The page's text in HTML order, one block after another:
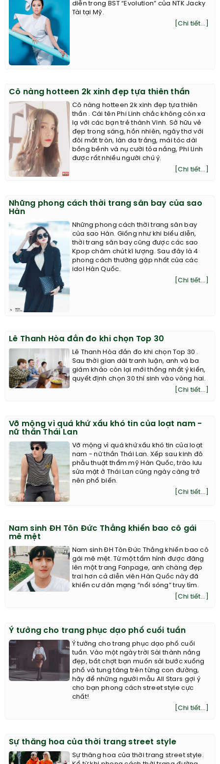
diễn trong BST “Evolution” của NTK Jacky
Tài tại Mỹ.
[Chi tiết...]
Cô nàng hotteen 2k xinh đẹp tựa thiên thần
Cô nàng hotteen 2k xinh đẹp tựa thiên
thần . Cái tên Phi Linh chắc không còn xa
lạ với các bạn trẻ thành Vinh. Sở hữu vẻ
đẹp trong sáng, hồn nhiên, ngây thơ với
đôi mắt tròn, làn da trắng, mái tóc dài
bồng bềnh và nụ cười tỏa nắng, Phi Linh
được rất nhiều người chú ý.
[Chi tiết...]
Những phong cách thời trang sân bay của sao
Hàn
Những phong cách thời trang sân bay
của sao Hàn. Giống như khi biểu diễn,
thời trang sân bay cũng được các sao
Kpop chăm chút kĩ lượng. Sau đây là 4
phong cách thường gặp nhất của các
idol Hàn Quốc.
[Chi tiết...]
Lê Thanh Hòa đắn đo khi chọn Top 30
Lê Thanh Hòa đắn đo khi chọn Top 30 .
Sau thời gian dài tranh luận, anh và ba
giám khảo còn lại mới thống nhất ý kiến,
quyết định chọn 30 thí sinh vào vòng hai.
[Chi tiết...]
Vỡ mộng vì quá khứ xấu khó tin của loạt nam -
nữ thần Thái Lan
Vỡ mộng vì quá khứ xấu khó tin của loạt
nam - nữ thần Thái Lan. Xếp sau kinh đô
phẫu thuật thẩm mỹ Hàn Quốc, trào lưu
sửa mặt ở Thái Lan cũng ngày càng trở
nên phổ biến.
[Chi tiết...]
Nam sinh ĐH Tôn Đức Thắng khiến bao cô gái
mê mệt
Nam sinh ĐH Tôn Đức Thắng khiến bao cô
gái mê mệt. Từ một tấm hình được đăng
lên một trang Fanpage, anh chàng đẹp
trai hơn cả diễn viên Hàn Quốc này đã
khiến cư dân mạng “nổi sóng” truy tìm.
[Chi tiết...]
Ý tưởng cho trang phục dạo phố cuối tuần
Ý tưởng cho trang phục dạo phố cuối
tuần. Vào một ngày trời Sài thành nắng
đẹp, bất chợt bạn muốn sải bước xuống
phố và tung tăng trên từng con đường,
hãy để những người mẫu All Stars gợi ý
cho bạn phong cách street style cực
chất!
[Chi tiết...]
Sự thăng hoa của thời trang street style
Sự thăng hoa của thời trang street style.